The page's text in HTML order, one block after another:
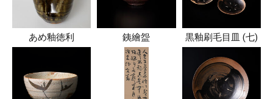
あめ釉徳利 銕繪盌 黒釉刷毛目皿 (七)